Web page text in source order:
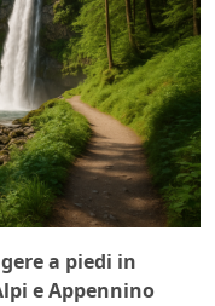
a piedi in
e Appennino